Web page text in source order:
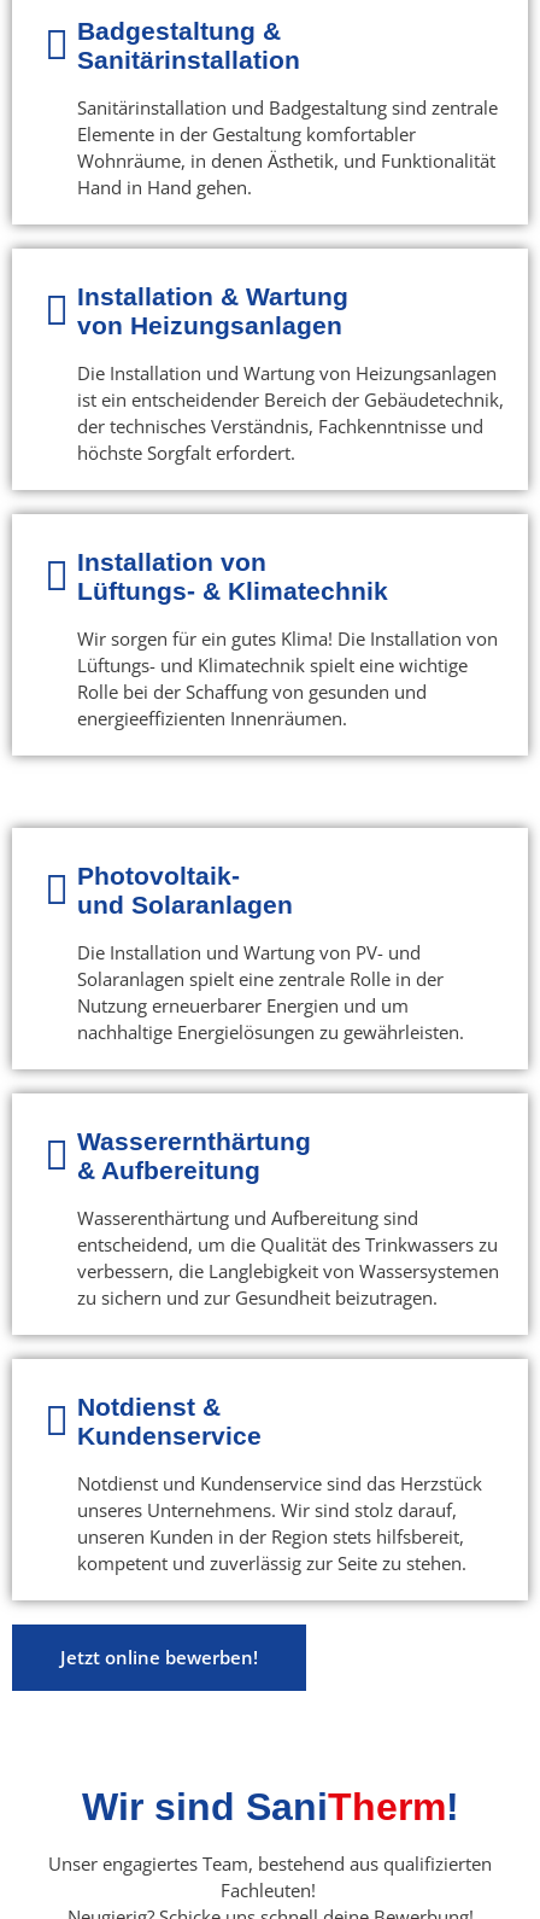
Photovoltaik-
und Solaranlagen
Die Installation und Wartung von PV- und
Solaranlagen spielt eine zentrale Rolle in der
Nutzung erneuerbarer Energien und um
nachhaltige Energielösungen zu gewährleisten.
Wasserernthärtung
& Aufbereitung
Wasserenthärtung und Aufbereitung sind
entscheidend, um die Qualität des Trinkwassers zu
verbessern, die Langlebigkeit von Wassersystemen
zu sichern und zur Gesundheit beizutragen.
Notdienst &
Kundenservice
Notdienst und Kundenservice sind das Herzstück
unseres Unternehmens. Wir sind stolz darauf,
unseren Kunden in der Region stets hilfsbereit,
kompetent und zuverlässig zur Seite zu stehen.
Jetzt online bewerben!
Badgestaltung &
Sanitärinstallation
Sanitärinstallation und Badgestaltung sind zentrale
Elemente in der Gestaltung komfortabler
Wohnräume, in denen Ästhetik, und Funktionalität
Hand in Hand gehen.
Installation & Wartung
von Heizungsanlagen
Die Installation und Wartung von Heizungsanlagen
ist ein entscheidender Bereich der Gebäudetechnik,
der technisches Verständnis, Fachkenntnisse und
höchste Sorgfalt erfordert.
Installation von
Lüftungs- & Klimatechnik
Wir sorgen für ein gutes Klima! Die Installation von
Lüftungs- und Klimatechnik spielt eine wichtige
Rolle bei der Schaffung von gesunden und
energieeffizienten Innenräumen.
Wir sind SaniTherm!
Unser engagiertes Team, bestehend aus qualifizierten
Fachleuten!